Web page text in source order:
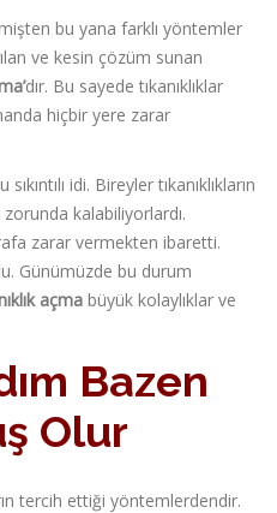
bu yana farklı yöntemler
ve kesin çözüm sunan
dır. Bu sayede tıkanıklıklar
hiçbir yere zarar
idi. Bireyler tıkanıklıkların
kalabiliyorlardı.
zarar vermekten ibaretti.
Günümüzde bu durum
açma büyük kolaylıklar ve
Bazen
Olur
tercih ettiği yöntemlerdendir.